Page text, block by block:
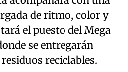
de ritmo, color y
el puesto del Mega
se entregarán
reciclables.